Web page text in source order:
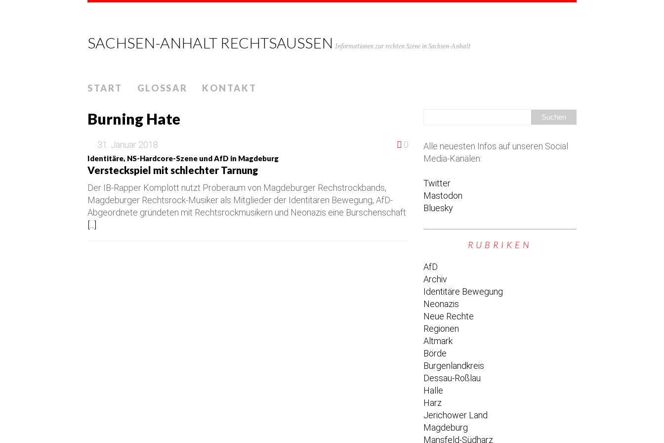
SACHSEN-ANHALT RECHTSAUSSEN Informationen zur rechten Szene in Sachsen-Anhalt
START GLOSSAR KONTAKT
Burning Hate
31. Januar 2018 0
Identitäre, NS-Hardcore-Szene und AfD in Magdeburg
Versteckspiel mit schlechter Tarnung
Der IB-Rapper Komplott nutzt Proberaum von Magdeburger Rechstrockbands,
Magdeburger Rechtsrock-Musiker als Mitglieder der Identitären Bewegung, AfD-
Abgeordnete gründeten mit Rechtsrockmusikern und Neonazis eine Burschenschaft
Alle neuesten Infos auf unseren Social
Media-Kanälen:
Twitter
Mastodon
Bluesky
RUBRIKEN
AfD
Archiv
Identitäre Bewegung
Neonazis
Neue Rechte
Regionen
Altmark
Börde
Burgenlandkreis
Dessau-Roßlau
Halle
Harz
Jerichower Land
Magdeburg
Mansfeld-Südharz